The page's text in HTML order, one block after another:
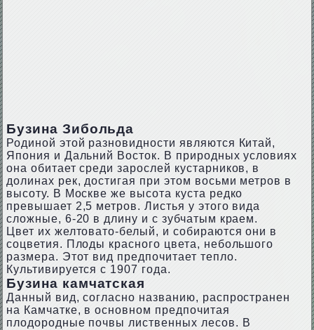
Бузина Зибольда
Родиной этой разновидности являются Китай,
Япония и Дальний Восток. В природных условиях
она обитает среди зарослей кустарников, в
долинах рек, достигая при этом восьми метров в
высоту. В Москве же высота куста редко
превышает 2,5 метров. Листья у этого вида
сложные, 6-20 в длину и с зубчатым краем.
Цвет их желтовато-белый, и собираются они в
соцветия. Плоды красного цвета, небольшого
размера. Этот вид предпочитает тепло.
Культивируется с 1907 года.
Бузина камчатская
Данный вид, согласно названию, распространен
на Камчатке, в основном предпочитая
плодородные почвы лиственных лесов. В